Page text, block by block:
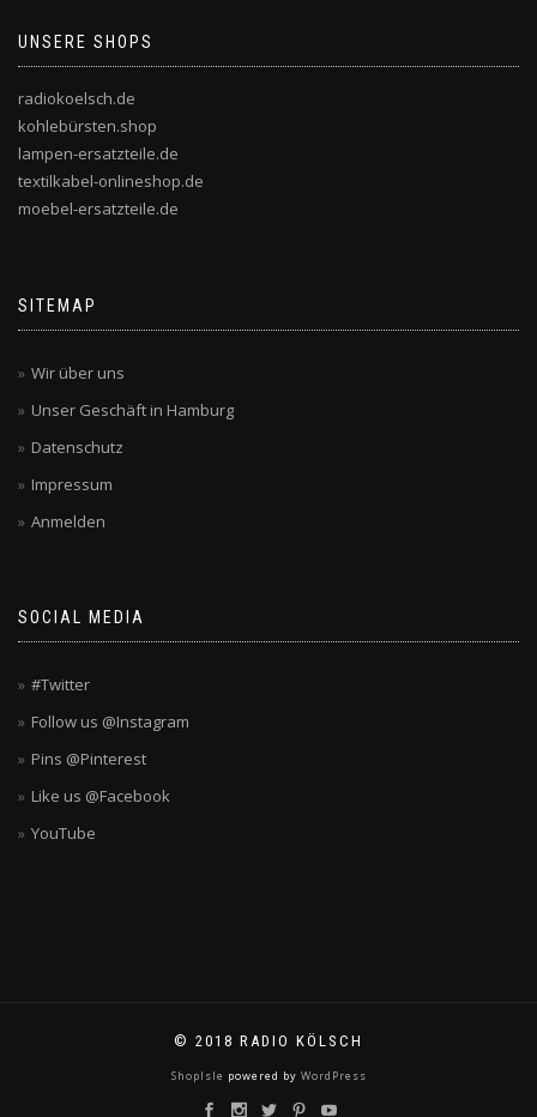
UNSERE SHOPS
radiokoelsch.de
kohlebürsten.shop
lampen-ersatzteile.de
textilkabel-onlineshop.de
moebel-ersatzteile.de
SITEMAP
Wir über uns
Unser Geschäft in Hamburg
Datenschutz
Impressum
Anmelden
SOCIAL MEDIA
#Twitter
Follow us @Instagram
Pins @Pinterest
Like us @Facebook
YouTube
© 2018 RADIO KÖLSCH
ShopIsle powered by WordPress